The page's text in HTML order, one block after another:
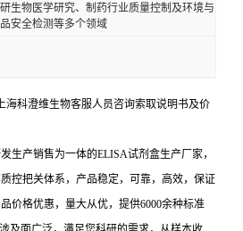
生物医学研究、制药行业质量控制及环境与
安全检测等多个领域
海科澄维生物客服人员咨询索取说明书及价
生产销售为一体的ELISA试剂盒生产厂家，
控把关体系，产品稳定，可靠，高效，保证
价格优惠，量大从优，提供6000余种标准